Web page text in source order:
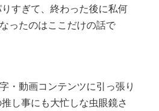
すぎて、終わった後に私何
たのはここだけの話で
・動画コンテンツに引っ張り
し事にも大忙しな虫眼鏡さ